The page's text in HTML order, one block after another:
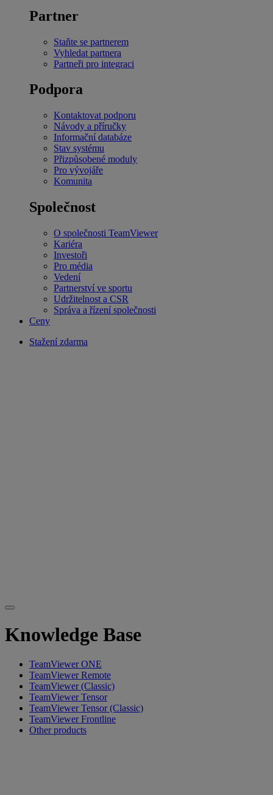
Partner
Staňte se partnerem
Vyhledat partnera
Partneři pro integraci
Podpora
Kontaktovat podporu
Návody a příručky
Informační databáze
Stav systému
Přizpůsobené moduly
Pro vývojáře
Komunita
Společnost
O společnosti TeamViewer
Kariéra
Investoři
Pro média
Vedení
Partnerství ve sportu
Udržitelnost a CSR
Správa a řízení společnosti
Ceny
Stažení zdarma
Knowledge Base
TeamViewer ONE
TeamViewer Remote
TeamViewer (Classic)
TeamViewer Tensor
TeamViewer Tensor (Classic)
TeamViewer Frontline
Other products